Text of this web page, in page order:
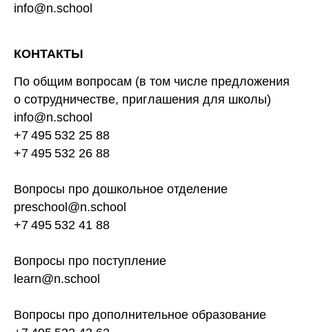
info@n.school
КОНТАКТЫ
По общим вопросам (в том числе предложения
о сотрудничестве, приглашения для школы)
info@n.school
+7 495 532 25 88
+7 495 532 26 88
Вопросы про дошкольное отделение
preschool@n.school
+7 495 532 41 88
Вопросы про поступление
learn@n.school
Вопросы про дополнительное образование